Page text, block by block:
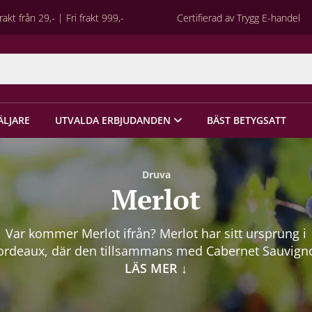
från 29,- | Fri frakt 999,- Certifierad av Trygg E-handel
UTVALDA ERBJUDANDEN BÄST BETYGSATT
Druva
Merlot
Var kommer Merlot ifrån? Merlot har sitt ursprung i
där den tillsammans med Cabernet
några av världens mest efterfrågade viner i
På Merlots stamtavla heter brodern
vilket delvis förklarar de två druvornas
LÄS MER ↓